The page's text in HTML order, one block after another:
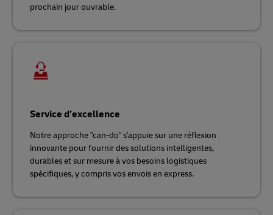
prochain jour ouvrable.
Service d’excellence
Notre approche "can-do" s'appuie sur une réflexion
innovante pour fournir des solutions intelligentes,
durables et sur mesure à vos besoins logistiques
spécifiques, y compris vos envois en express.